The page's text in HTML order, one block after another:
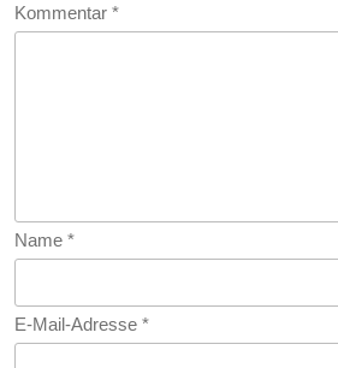
Und
Kommentar *
Name *
E-Mail-Adresse *